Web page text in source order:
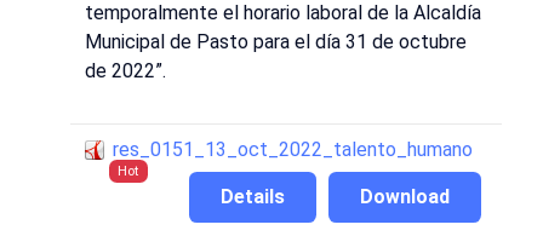
temporalmente el horario laboral de la Alcaldía
Municipal de Pasto para el día 31 de octubre
de 2022”.
res_0151_13_oct_2022_talento_humano
Hot
Download
Details